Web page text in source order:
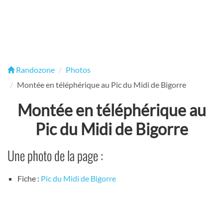
Randozone
Photos
Montée en téléphérique au Pic du Midi de Bigorre
Montée en téléphérique au
Pic du Midi de Bigorre
Une photo de la page :
Fiche : Pic du Midi de Bigorre